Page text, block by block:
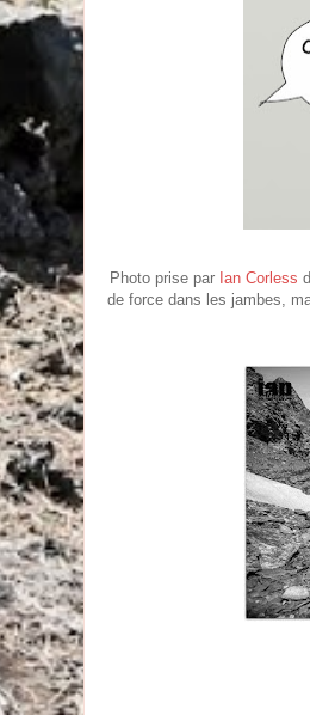
Photo prise par Ian Corless
de force dans les jambes,